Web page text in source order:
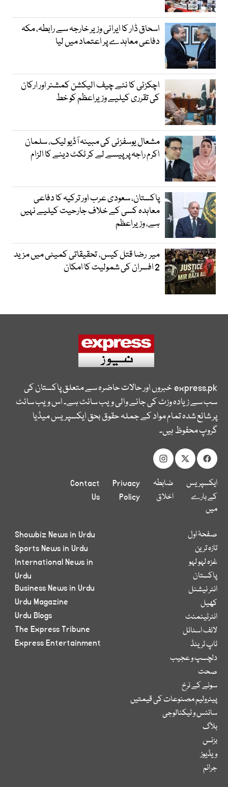
اسحاق ڈار کا ایرانی وزیر خارجہ سے رابطہ، مکہ
دفاعی معاہدے پر اعتماد میں لیا
اچکزئی کا نئے چیف الیکشن کمشنر اور ارکان
کی تقرری کیلیے وزیراعظم کو خط
مشعال یوسفزئی کی مبینہ آڈیو لیک، سلمان
اکرم راجہ پر پیسے لے کر ٹکٹ دینے کا الزام
پاکستان، سعودی عرب اور ترکیہ کا دفاعی
معاہدہ کسی کے خلاف جارحیت کیلیے نہیں
ہے، وزیراعظم
میر رضا قتل کیس، تحقیقاتی کمیٹی میں مزید
2 افسران کی شمولیت کا امکان
express.pkخبروں اور حالات حاضرہ سے متعلق پاکستان کی
سب سے زیادہ وزٹ کی جانے والی ویب سائٹ ہے۔ اس ویب سائٹ
پر شائع شدہ تمام مواد کے جملہ حقوق بحق ایکسپریس میڈیا
گروپ محفوظ ہیں۔
ایکسپریس
کے بارے
میں
ضابطہ
اخلاق
Privacy
Policy
Contact
Us
صفحۂ اول
تازہ ترین
غزہ لہو لہو
پاکستان
انٹر نیشنل
کھیل
انٹرٹینمنٹ
لائف اسٹائل
ٹاپ ٹرینڈ
دلچسپ و عجیب
صحت
سونے کے نرخ
پیٹرولیم مصنوعات کی قیمتیں
سائنس و ٹیکنالوجی
بلاگ
بزنس
ویڈیوز
جرائم
Showbiz News in Urdu
Sports News in Urdu
International News in
Urdu
Business News in Urdu
Urdu Magazine
Urdu Blogs
The Express Tribune
Express Entertainment